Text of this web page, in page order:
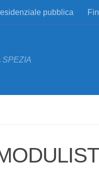
pubblica
SPEZIA